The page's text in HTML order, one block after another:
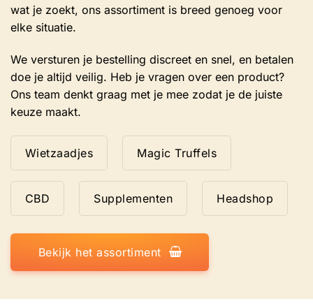
wat je zoekt, ons assortiment is breed genoeg voor
elke situatie.
We versturen je bestelling discreet en snel, en betalen
doe je altijd veilig. Heb je vragen over een product?
Ons team denkt graag met je mee zodat je de juiste
keuze maakt.
Wietzaadjes Magic Truffels
CBD Supplementen Headshop
Bekijk het assortiment